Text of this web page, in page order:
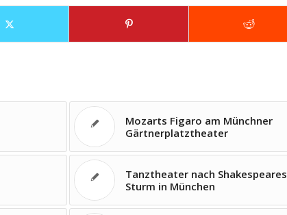
Mozarts Figaro am Münchner
Gärtnerplatztheater
Tanztheater nach Shakespeares
Sturm in München